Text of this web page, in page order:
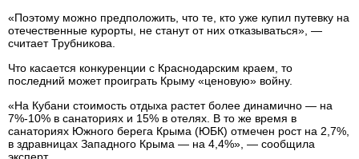
«Поэтому можно предположить, что те, кто уже купил путевку на
отечественные курорты, не станут от них отказываться», —
считает Трубникова.
Что касается конкуренции с Краснодарским краем, то
последний может проиграть Крыму «ценовую» войну.
«На Кубани стоимость отдыха растет более динамично — на
7%-10% в санаториях и 15% в отелях. В то же время в
санаториях Южного берега Крыма (ЮБК) отмечен рост на 2,7%,
в здравницах Западного Крыма — на 4,4%», — сообщила